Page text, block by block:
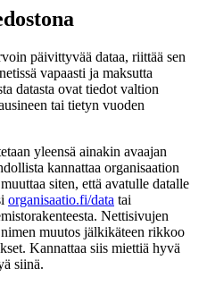
päivittyvää dataa, riittää sen
vapaasti ja maksutta
datasta ovat tiedot valtion
tai tietyn vuoden
yleensä ainakin avaajan
kannattaa organisaation
siten, että avatulle datalle
organisaatio.fi/data tai
Nettisivujen
muutos jälkikäteen rikkoo
Kannattaa siis miettiä hyvä
siinä.